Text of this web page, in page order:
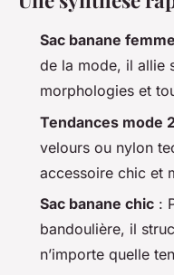
Sac banane femme
de la mode, il allie
morphologies et
Tendances mode
velours ou nylon
accessoire chic et
Sac banane chic :
bandoulière, il
n’importe quelle